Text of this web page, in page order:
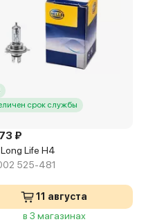
срок службы
₽
Life H4
525-481
11 августа
в 3 магазинах